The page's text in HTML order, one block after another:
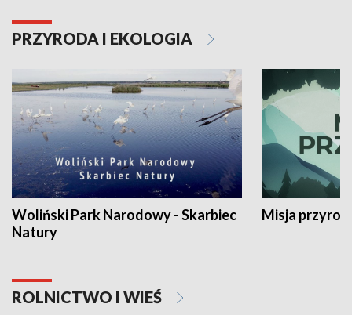
PRZYRODA I EKOLOGIA
Woliński Park Narodowy - Skarbiec
Natury
Misja
ROLNICTWO I WIEŚ